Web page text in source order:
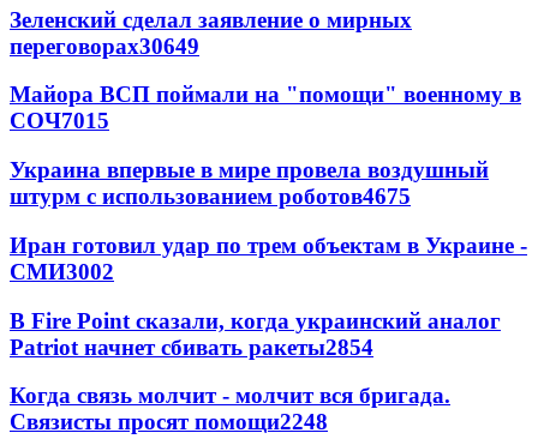
Зеленский сделал заявление о мирных
переговорах30649
Майора ВСП поймали на "помощи" военному в
СОЧ7015
Украина впервые в мире провела воздушный
штурм с использованием роботов4675
Иран готовил удар по трем объектам в Украине -
СМИ3002
В Fire Point сказали, когда украинский аналог
Patriot начнет сбивать ракеты2854
Когда связь молчит - молчит вся бригада.
Связисты просят помощи2248